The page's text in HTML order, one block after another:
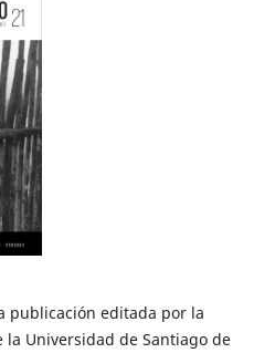
publicación editada por la
la Universidad de Santiago de